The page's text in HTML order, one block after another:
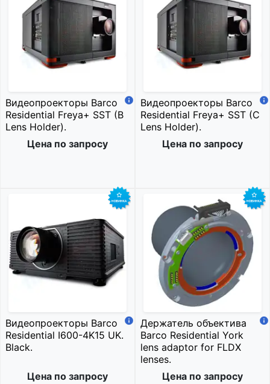
Видеопроекторы Barco
Residential Freya+ SST (B
Lens Holder).
Цена по запросу
Видеопроекторы Barco
Residential Freya+ SST (C
Lens Holder).
Цена по запросу
Видеопроекторы Barco
Residential I600-4K15 UK.
Black.
Цена по запросу
Держатель объектива
Barco Residential York
lens adaptor for FLDX
lenses.
Цена по запросу